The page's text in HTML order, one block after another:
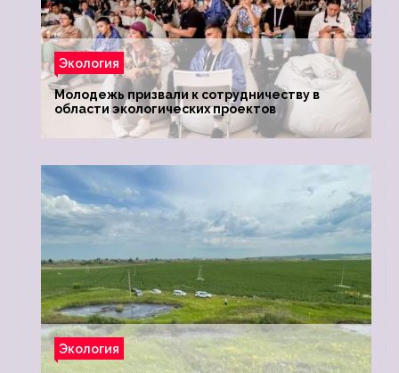
Экология
Молодежь призвали к сотрудничеству в
области экологических проектов
Экология